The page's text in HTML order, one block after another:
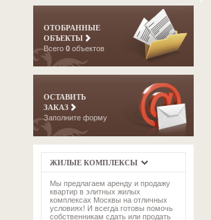
ОТОБРАННЫЕ
ОБЪЕКТЫ
Всего 0 объектов
ОСТАВИТЬ
ЗАКАЗ
Заполните форму
ЖИЛЫЕ КОМПЛЕКСЫ
Мы предлагаем аренду и продажу
квартир в элитных жилых
комплексах Москвы на отличных
условиях! И всегда готовы помочь
собственникам сдать или продать